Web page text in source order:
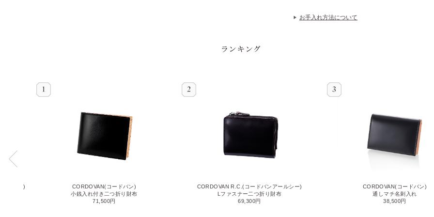
お手入れ方法について
ッキー)
CORDOVAN(コードバン)
小銭入れ付き二つ折り財布
71,500円
CORDOVAN R.C.(コードバンアールシー)
Lファスナー二つ折り財布
69,300円
CORDOVAN(コードバン)
通しマチ名刺入れ
38,500円